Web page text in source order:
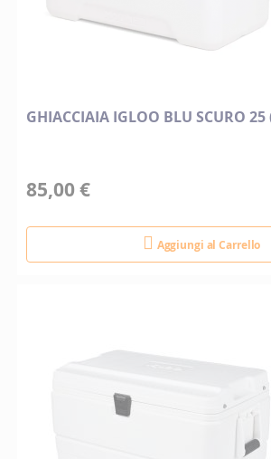
GHIACCIAIA IGLOO BLU SCURO 25
85,00 €
Aggiungi al Carrello